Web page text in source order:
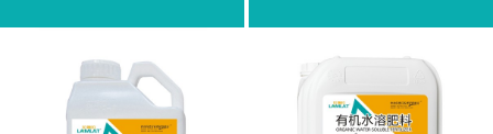
【通用名称】脲甲醛缓释
氮肥【产品形态】水剂
【通用名称】微生物菌剂
【产品剂型】颗粒【产品